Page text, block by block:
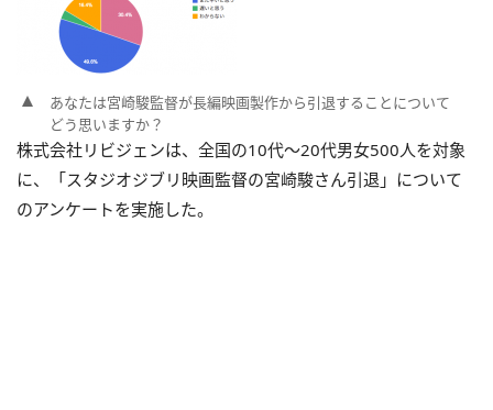
あなたは宮崎駿監督が長編映画製作から引退することについて
どう思いますか？
株式会社リビジェンは、全国の10代～20代男女500人を対象
に、「スタジオジブリ映画監督の宮崎駿さん引退」について
のアンケートを実施した。